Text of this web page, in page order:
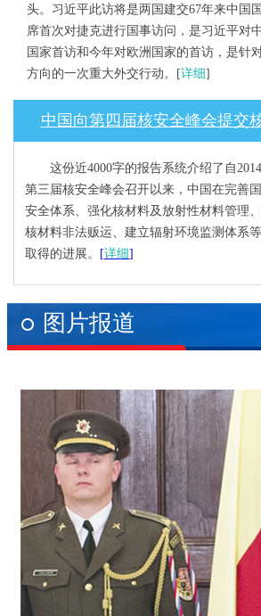
头。习近平此访将是两国建交67年来中国
席首次对捷克进行国事访问，是习近平对
国家首访和今年对欧洲国家的首访，是针
方向的一次重大外交行动。
[详细]
中国向第四届核安全峰会提交
这份近4000字的报告系统介绍了自2014
第三届核安全峰会召开以来，中国在完善
安全体系、强化核材料及放射性材料管理
核材料非法贩运、建立辐射环境监测体系
取得的进展。
[详细]
图片报道